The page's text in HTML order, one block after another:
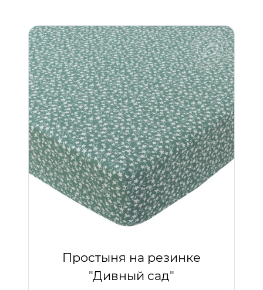
Простыня на резинке
"Дивный сад"